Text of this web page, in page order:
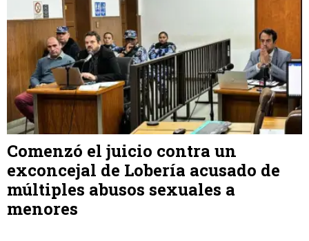
Comenzó el juicio contra un
exconcejal de Lobería acusado de
múltiples abusos sexuales a
menores